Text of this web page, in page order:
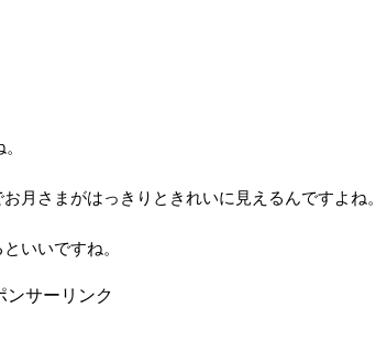
月さまがはっきりときれいに見えるんですよね。
いいですね。
ンサーリンク